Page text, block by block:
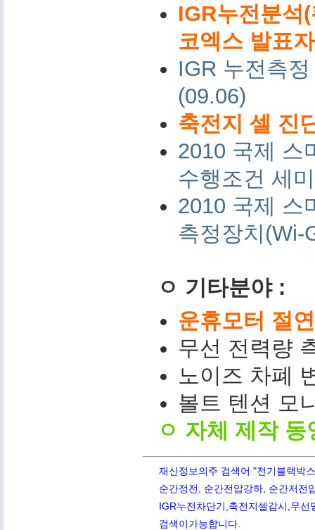
IGR누전분석
코엑스 발표
IGR 누전측
(09.06)
축전지 셀 진
2010 국제 스
수행조건 세
2010 국제 스
측정장치(Wi-
ㅇ 기타분야 :
운휴모터 절
무선 전력량
노이즈 차폐
볼트 텐션 모
ㅇ 자체 제작
재신정보의주 검색어 "전기블랙박
순간정전, 순간전압강하, 순간저전
IGR누전차단기,축전지셀감시,무
검색이가능합니다.